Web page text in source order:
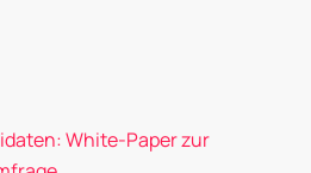
White-Paper zur